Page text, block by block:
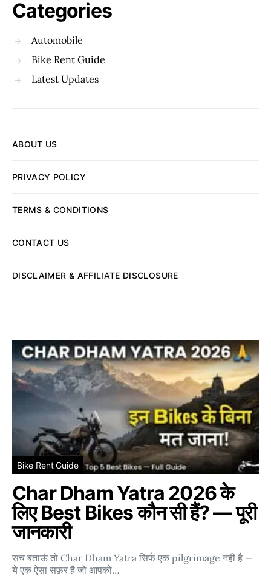
Categories
Automobile
Bike Rent Guide
Latest Updates
ABOUT US
PRIVACY POLICY
TERMS & CONDITIONS
CONTACT US
DISCLAIMER & AFFILIATE DISCLOSURE
Bike Rent Guide
Char Dham Yatra 2026 के
लिए Best Bikes कौन सी हैं? — पूरी
जानकारी
सच बताऊं तो Char Dham Yatra सिर्फ एक pilgrimage नहीं है —
ये एक ऐसा सफ़र है जो आपको…